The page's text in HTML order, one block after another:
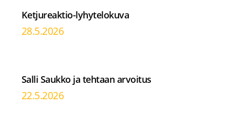
Ketjureaktio-lyhytelokuva
28.5.2026
Salli Saukko ja tehtaan arvoitus
22.5.2026